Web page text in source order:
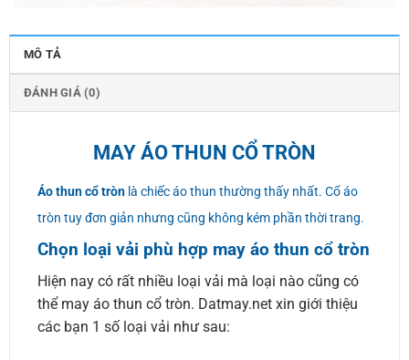
MÔ TẢ
ĐÁNH GIÁ (0)
MAY ÁO THUN CỔ TRÒN
Áo thun cổ trònlà chiếc áo thun thường thấy nhất. Cổ áo
tròn tuy đơn giản nhưng cũng không kém phần thời trang.
Chọn loại vải phù hợp may áo thun cổ tròn
Hiện nay có rất nhiều loại vải mà loại nào cũng có
thể may áo thun cổ tròn. Datmay.net xin giới thiệu
các bạn 1 số loại vải như sau: